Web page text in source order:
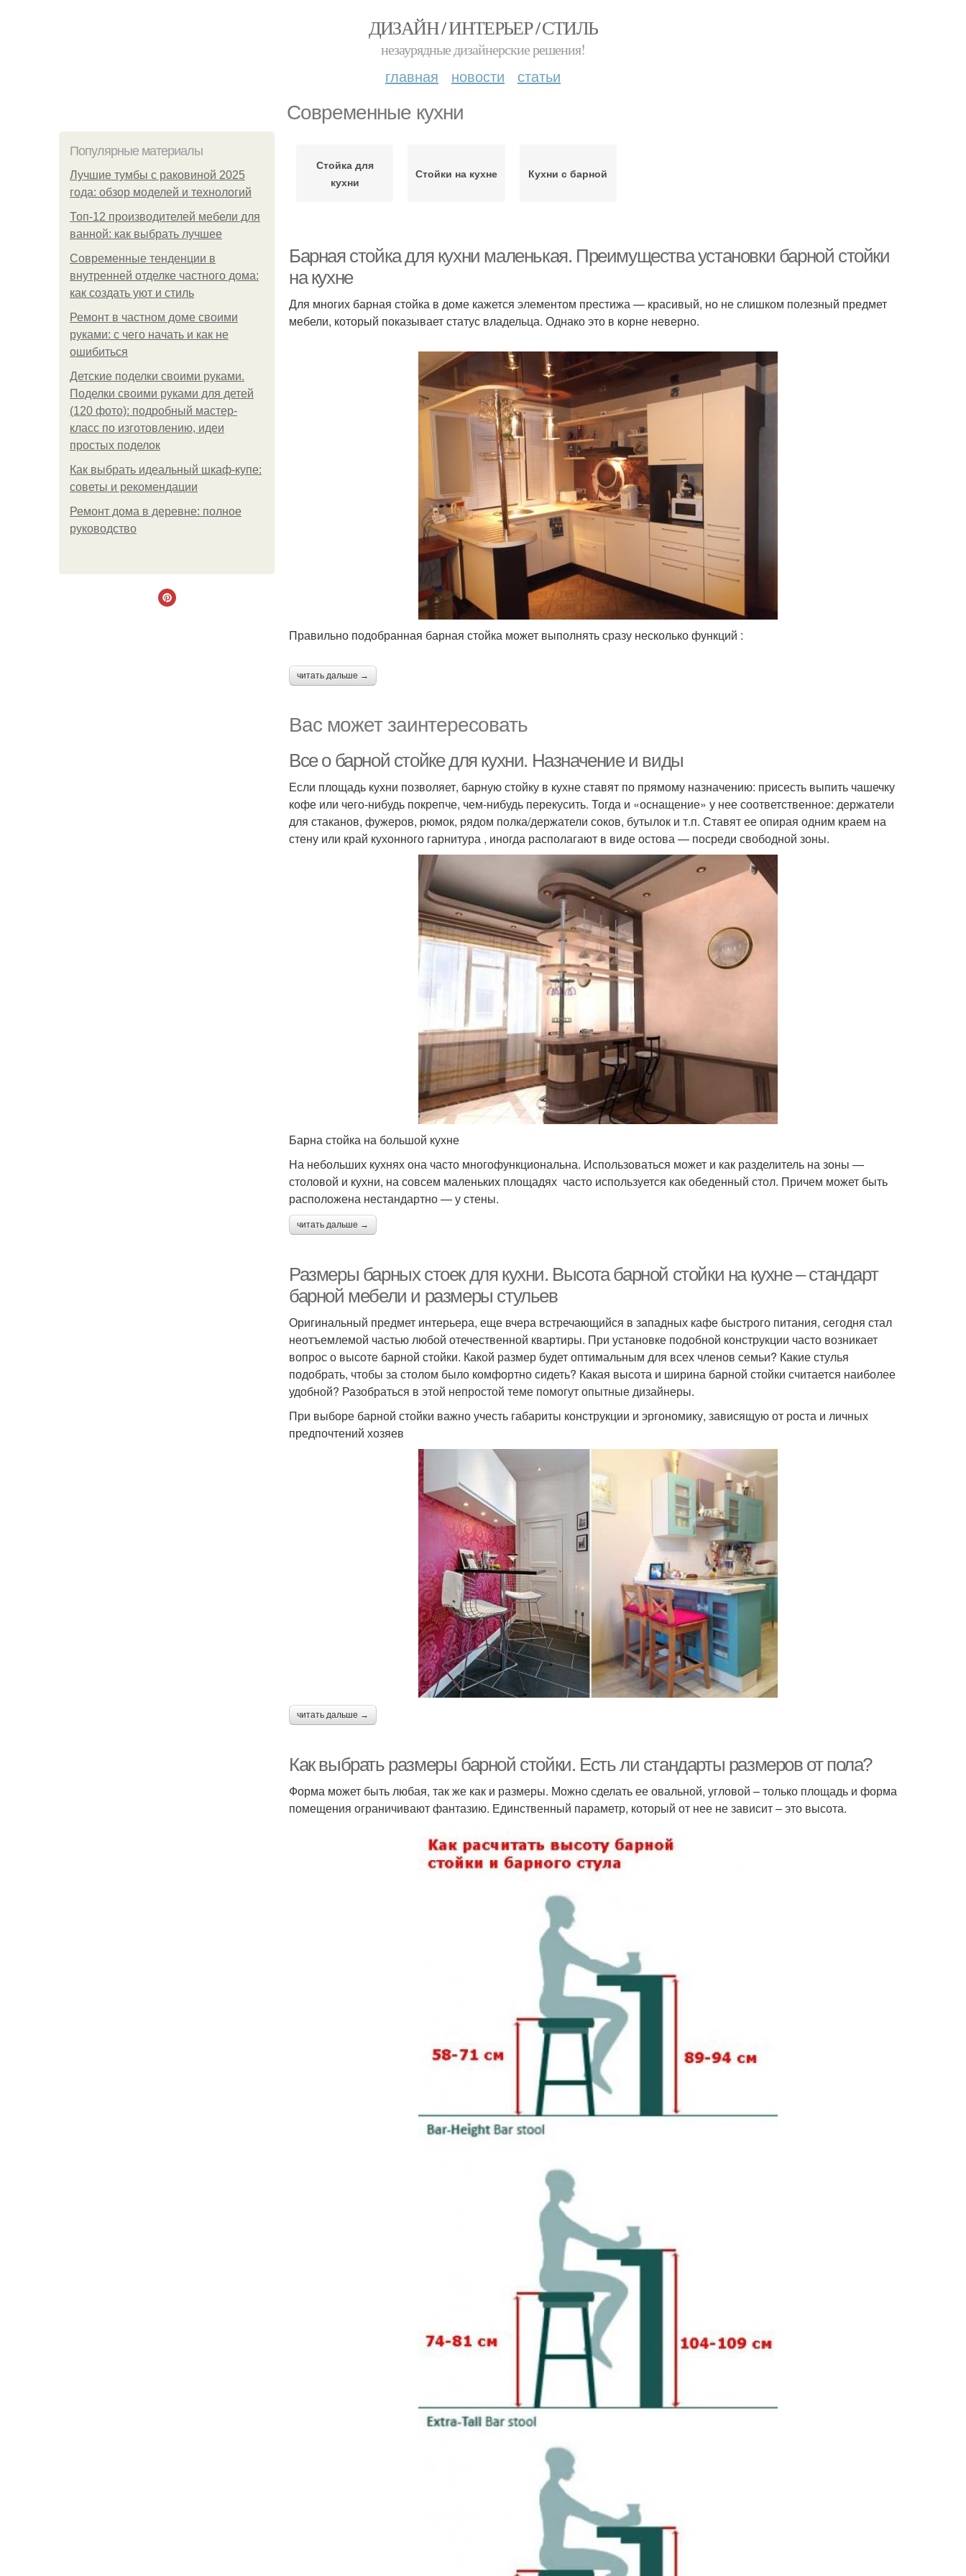
ДИЗАЙН / ИНТЕРЬЕР / СТИЛЬ
незаурядные дизайнерские решения!
главная новости статьи
Современные кухни
Популярные материалы
Лучшие тумбы с раковиной 2025
года: обзор моделей и технологий
Топ-12 производителей мебели для
ванной: как выбрать лучшее
Современные тенденции в
внутренней отделке частного дома:
как создать уют и стиль
Ремонт в частном доме своими
руками: с чего начать и как не
ошибиться
Детские поделки своими руками.
Поделки своими руками для детей
(120 фото): подробный мастер-
класс по изготовлению, идеи
простых поделок
Как выбрать идеальный шкаф-купе:
советы и рекомендации
Ремонт дома в деревне: полное
руководство
Стойка для
кухни
Стойки на кухне Кухни с барной
Барная стойка для кухни маленькая. Преимущества установки барной стойки
на кухне
Для многих барная стойка в доме кажется элементом престижа — красивый, но не слишком полезный предмет
мебели, который показывает статус владельца. Однако это в корне неверно.
Правильно подобранная барная стойка может выполнять сразу несколько функций :
читать дальше →
Вас может заинтересовать
Все о барной стойке для кухни. Назначение и виды
Если площадь кухни позволяет, барную стойку в кухне ставят по прямому назначению: присесть выпить чашечку
кофе или чего-нибудь покрепче, чем-нибудь перекусить. Тогда и «оснащение» у нее соответственное: держатели
для стаканов, фужеров, рюмок, рядом полка/держатели соков, бутылок и т.п. Ставят ее опирая одним краем на
стену или край кухонного гарнитура , иногда располагают в виде остова — посреди свободной зоны.
Барна стойка на большой кухне
На небольших кухнях она часто многофункциональна. Использоваться может и как разделитель на зоны —
столовой и кухни, на совсем маленьких площадях часто используется как обеденный стол. Причем может быть
расположена нестандартно — у стены.
читать дальше →
Размеры барных стоек для кухни. Высота барной стойки на кухне – стандарт
барной мебели и размеры стульев
Оригинальный предмет интерьера, еще вчера встречающийся в западных кафе быстрого питания, сегодня стал
неотъемлемой частью любой отечественной квартиры. При установке подобной конструкции часто возникает
вопрос о высоте барной стойки. Какой размер будет оптимальным для всех членов семьи? Какие стулья
подобрать, чтобы за столом было комфортно сидеть? Какая высота и ширина барной стойки считается наиболее
удобной? Разобраться в этой непростой теме помогут опытные дизайнеры.
При выборе барной стойки важно учесть габариты конструкции и эргономику, зависящую от роста и личных
предпочтений хозяев
читать дальше →
Как выбрать размеры барной стойки. Есть ли стандарты размеров от пола?
Форма может быть любая, так же как и размеры. Можно сделать ее овальной, угловой – только площадь и форма
помещения ограничивают фантазию. Единственный параметр, который от нее не зависит – это высота.